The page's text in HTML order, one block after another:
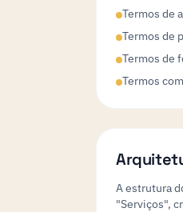
Termos de
Termos de
Termos de
Termos
A estrutura
"Serviços",